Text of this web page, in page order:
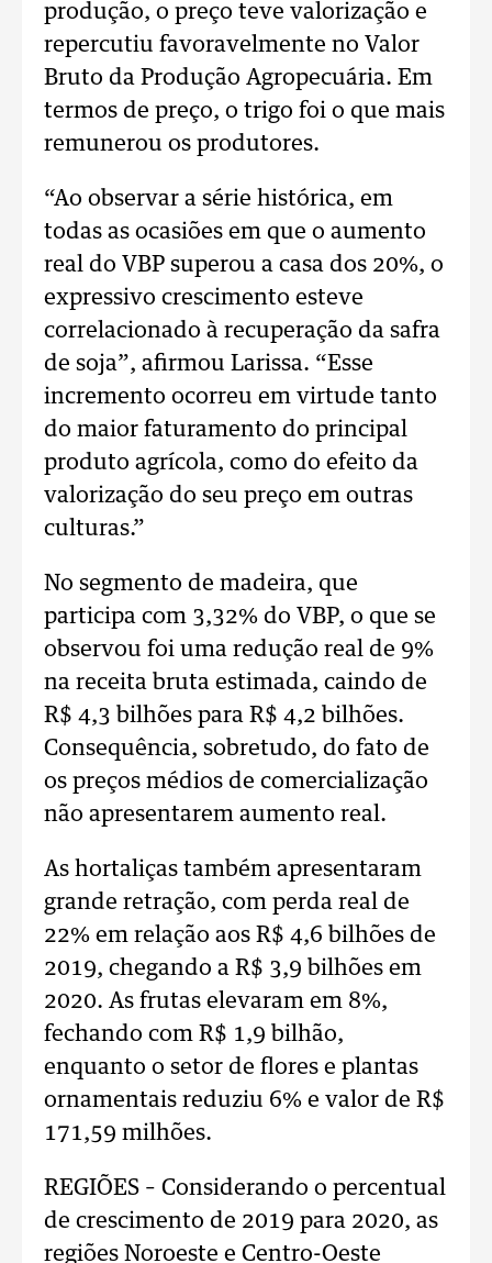
produção, o preço teve valorização e
repercutiu favoravelmente no Valor
Bruto da Produção Agropecuária. Em
termos de preço, o trigo foi o que mais
remunerou os produtores.
“Ao observar a série histórica, em
todas as ocasiões em que o aumento
real do VBP superou a casa dos 20%, o
expressivo crescimento esteve
correlacionado à recuperação da safra
de soja”, afirmou Larissa. “Esse
incremento ocorreu em virtude tanto
do maior faturamento do principal
produto agrícola, como do efeito da
valorização do seu preço em outras
culturas.”
No segmento de madeira, que
participa com 3,32% do VBP, o que se
observou foi uma redução real de 9%
na receita bruta estimada, caindo de
R$ 4,3 bilhões para R$ 4,2 bilhões.
Consequência, sobretudo, do fato de
os preços médios de comercialização
não apresentarem aumento real.
As hortaliças também apresentaram
grande retração, com perda real de
22% em relação aos R$ 4,6 bilhões de
2019, chegando a R$ 3,9 bilhões em
2020. As frutas elevaram em 8%,
fechando com R$ 1,9 bilhão,
enquanto o setor de flores e plantas
ornamentais reduziu 6% e valor de R$
171,59 milhões.
REGIÕES – Considerando o percentual
de crescimento de 2019 para 2020, as
regiões Noroeste e Centro-Oeste